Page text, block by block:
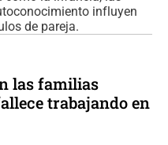
influyen
de pareja.
las familias
trabajando en